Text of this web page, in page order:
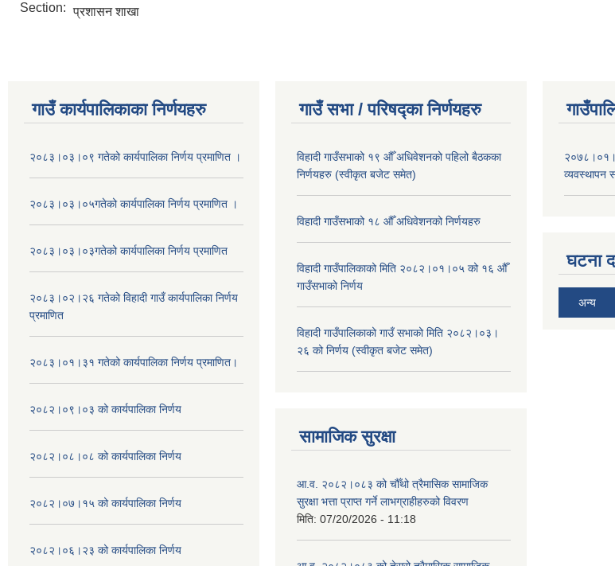
Section: प्रशासन शाखा
गाउँ कार्यपालिकाका निर्णयहरु
२०८३।०३।०९ गतेको कार्यपालिका निर्णय प्रमाणित ।
२०८३।०३।०५गतेको कार्यपालिका निर्णय प्रमाणित ।
२०८३।०३।०३गतेको कार्यपालिका निर्णय प्रमाणित
२०८३।०२।२६ गतेको विहादी गाउँ कार्यपालिका निर्णय
प्रमाणित
२०८३।०१।३१ गतेको कार्यपालिका निर्णय प्रमाणित।
२०८२।०९।०३ को कार्यपालिका निर्णय
२०८२।०८।०८ को कार्यपालिका निर्णय
२०८२।०७।१५ को कार्यपालिका निर्णय
२०८२।०६।२३ को कार्यपालिका निर्णय
गाउँ सभा / परिषद्का निर्णयहरु
विहादी गाउँसभाको १९ औँ अधिवेशनको पहिलो बैठकका
निर्णयहरु (स्वीकृत बजेट समेत)
विहादी गाउँसभाको १८ औँ अधिवेशनको निर्णयहरु
विहादी गाउँपालिकाको मिति २०८२।०१।०५ को १६ औँ
गाउँसभाको निर्णय
विहादी गाउँपालिकाको गाउँ सभाको मिति २०८२।०३।
२६ को निर्णय (स्वीकृत बजेट समेत)
सामाजिक सुरक्षा
आ.व. २०८२।०८३ को चौँथो त्रैमासिक सामाजिक
सुरक्षा भत्ता प्राप्त गर्ने लाभग्राहीहरुको विवरण
मिति: 07/20/2026 - 11:18
व्यवस्थापन
घटना
अन्य